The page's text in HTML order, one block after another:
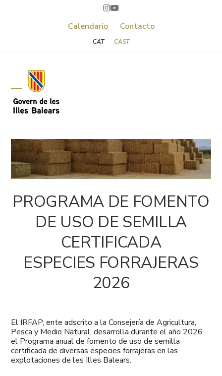
Instagram
YouTube
Calendario
Contacto
CAT CAST
Open
mobile
Close
mobile
PROGRAMA DE FOMENTO
DE USO DE SEMILLA
CERTIFICADA
ESPECIES FORRAJERAS
2026
El IRFAP, ente adscrito a la Consejería de Agricultura,
Pesca y Medio Natural, desarrolla durante el año 2026
el Programa anual de fomento de uso de semilla
certificada de diversas especies forrajeras en las
explotaciones de les Illes Balears.